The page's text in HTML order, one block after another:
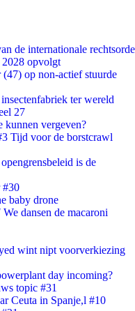
de internationale rechtsorde
opvolgt
op non-actief stuurde
ter wereld
27
kunnen vergeven?
Tijd voor de borstcrawl
is de
#30
baby drone
dansen de macaroni
wint nipt voorverkiezing
day incoming?
topic #31
Ceuta in Spanje,l #10